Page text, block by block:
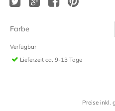
Farbe
Verfügbar
Lieferzeit ca. 9-13 Tage
Preise inkl.